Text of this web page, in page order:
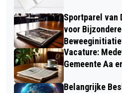
Sportparel van
voor
Vacature:
Gemeente Aa
Belangrijke